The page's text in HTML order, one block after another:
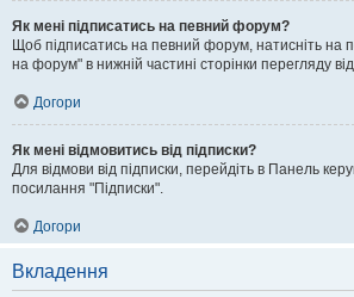
Як мені підписатись на певний форум?
Щоб підписатись на певний форум, натисніть на
на форум" в нижній частині сторінки перегляду
Догори
Як мені відмовитись від підписки?
Для відмови від підписки, перейдіть в Панель
посилання "Підписки".
Догори
Вкладення